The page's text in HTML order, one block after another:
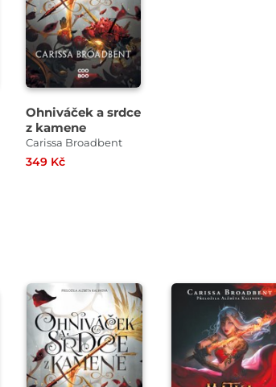
Ohniváček a srdce
z kamene
Carissa Broadbent
349 Kč